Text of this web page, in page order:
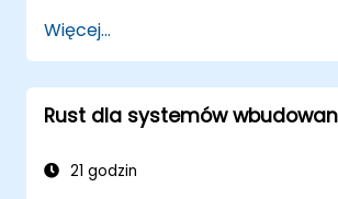
generykami.
Zdobyć biegłość w
obsługiwaniu błędów,
optymalizacji wydajności.
wykorzystywać niebezpieczny
Więcej...
Rust dla systemów
21 godzin